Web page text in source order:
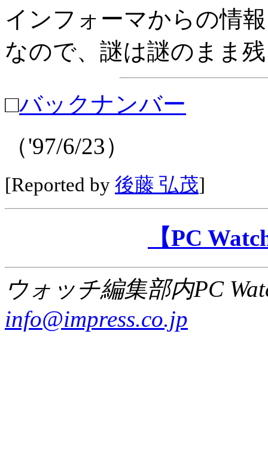
インフォーマからの情
なので、謎は謎のまま
□バックナンバー
（'97/6/23）
[Reported by 後藤 弘茂]
【PC
ウォッチ編集部内PC
info@impress.co.jp